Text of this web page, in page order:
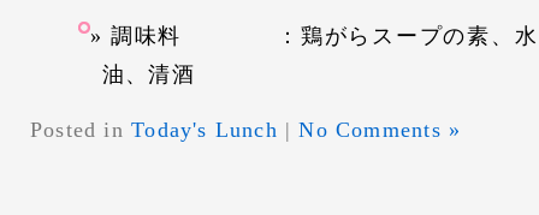
調味料 ：鶏がらスープの素、水
油、清酒
Posted inToday's Lunch |No Comments »